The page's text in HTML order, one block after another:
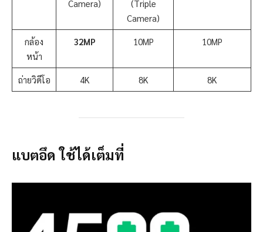
Camera)
(Triple
Camera)
กล้อง
หน้า
32MP 10MP 10MP
ถ่ายวิดีโอ 4K 8K 8K
แบตอึด ใช้ได้เต็มที่